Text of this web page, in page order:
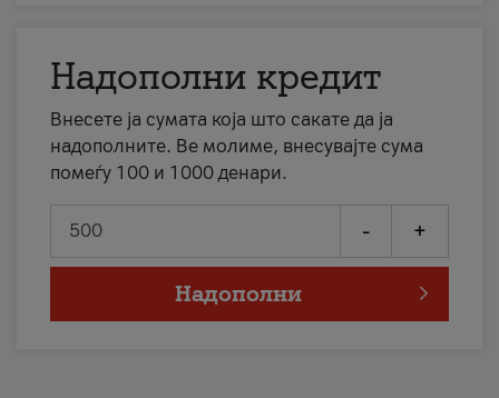
Надополни кредит
Внесете ја сумата која што сакате да ја
надополните. Ве молиме, внесувајте сума
помеѓу 100 и 1000 денари.
- +
Надополни